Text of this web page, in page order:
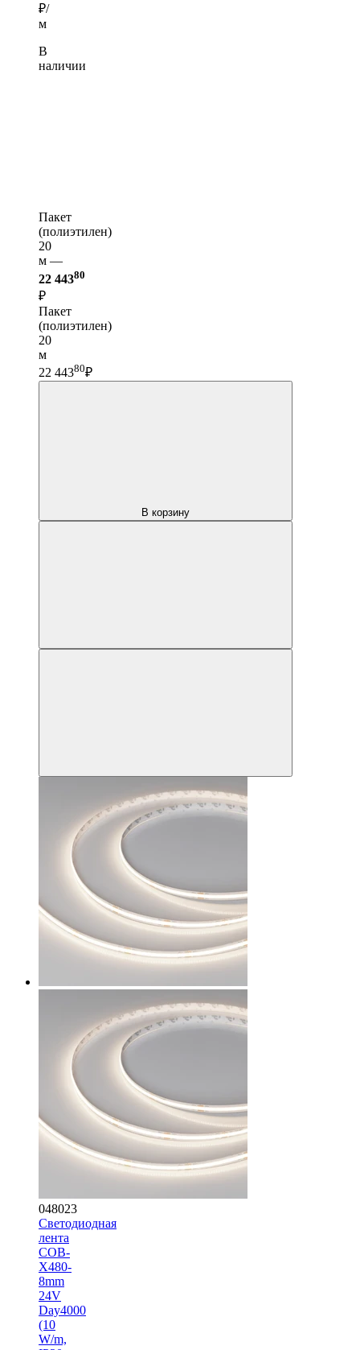
₽/
м
В
наличии
Пакет
(полиэтилен)
20
м —
22 44380
₽
Пакет
(полиэтилен)
20
м
22 44380₽
В корзину
048023
Светодиодная
лента
COB-
X480-
8mm
24V
Day4000
(10
W/m,